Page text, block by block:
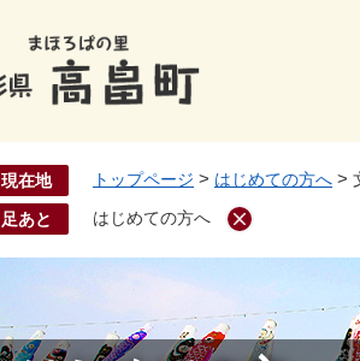
現在地 トップページ > はじめての方へ >
足あと はじめての方へ